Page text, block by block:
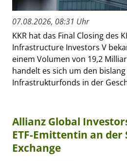
07.08.2026, 08:31 Uhr
KKR hat das Final Closing des
Infrastructure Investors V
einem Volumen von 19,2
handelt es sich um den
Infrastrukturfonds in der
Allianz Global
ETF-Emittentin an der
Exchange